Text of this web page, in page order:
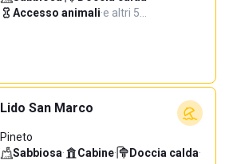
Accesso animali·e altri 5…
Lido San Marco
Pineto
Sabbiosa· Cabine· Doccia calda·